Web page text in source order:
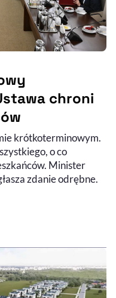
chroni
krótkoterminowym.
o co
Minister
zdanie odrębne.